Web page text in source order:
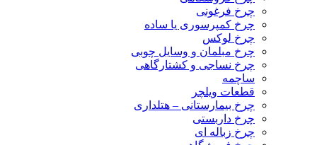
چرخ فرغونی
چرخ کمپرسوری یا ساده
چرخ لوکس
چرخ مبلمان و وسایل چوبی
چرخ نساجی و کشتارگاهی
ساچمه
قطعات ویلچر
چرخ بیمارستانی – هتلداری
چرخ داربستی
چرخ زباله ای